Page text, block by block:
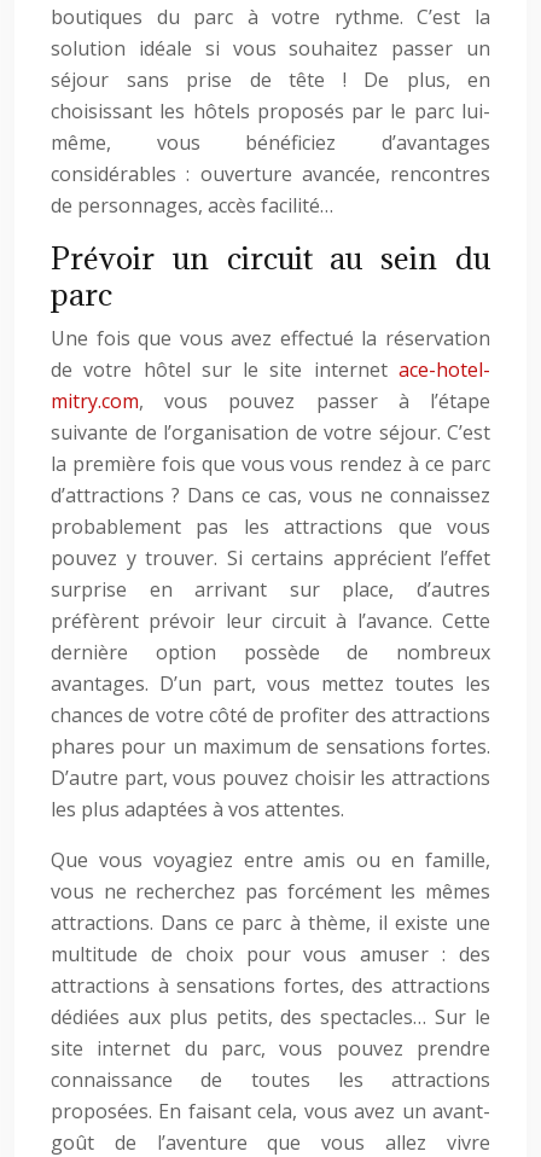
boutiques du parc à votre rythme. C’est la
solution idéale si vous souhaitez passer un
séjour sans prise de tête ! De plus, en
choisissant les hôtels proposés par le parc lui-
même, vous bénéficiez d’avantages
considérables : ouverture avancée, rencontres
de personnages, accès facilité…
Prévoir un circuit au sein du
parc
Une fois que vous avez effectué la réservation
de votre hôtel sur le site internet ace-hotel-
mitry.com, vous pouvez passer à l’étape
suivante de l’organisation de votre séjour. C’est
la première fois que vous vous rendez à ce parc
d’attractions ? Dans ce cas, vous ne connaissez
probablement pas les attractions que vous
pouvez y trouver. Si certains apprécient l’effet
surprise en arrivant sur place, d’autres
préfèrent prévoir leur circuit à l’avance. Cette
dernière option possède de nombreux
avantages. D’un part, vous mettez toutes les
chances de votre côté de profiter des attractions
phares pour un maximum de sensations fortes.
D’autre part, vous pouvez choisir les attractions
les plus adaptées à vos attentes.
Que vous voyagiez entre amis ou en famille,
vous ne recherchez pas forcément les mêmes
attractions. Dans ce parc à thème, il existe une
multitude de choix pour vous amuser : des
attractions à sensations fortes, des attractions
dédiées aux plus petits, des spectacles… Sur le
site internet du parc, vous pouvez prendre
connaissance de toutes les attractions
proposées. En faisant cela, vous avez un avant-
goût de l’aventure que vous allez vivre